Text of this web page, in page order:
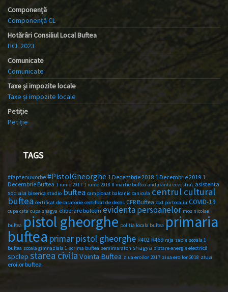
Componență
Componență CL
Hotărâri Consiliul Local Buftea
HCL 2023
Comunicate
Comunicate
Taxe și impozite locale
Taxe și impozite locale
Petiție
Petiție
TAGS
#faptenuvorbe #PistolGheorghe 1 Decembrie 2018 1 Decembrie 2019 1
Decembrie Buftea 1 iunie 2017 1 iunie 2018 8 martie buftea anduranta ecvestra\ asistenta
sociala biserica studio buftea campionat balcanic canicula centrul cultural
buftea certificat de casatorie certificat de deces CFR Buftea cod portocaliu COVID-19
cupa csta cupa shagya eliberare buletin evidenta persoanelor mos nicolae
buftea pistol gheorghe politia locala buftea primaria
buftea primar pistol gheorghe R402 R469 raja sabie scoala 1
buftea scoala gimnaziala 1 scrima buftea semimaraton shagya sistare energie electrică
spclep starea civila Vointa Buftea ziua eroilor 2017 ziua eroilor 2018 ziua
eroilor buftea